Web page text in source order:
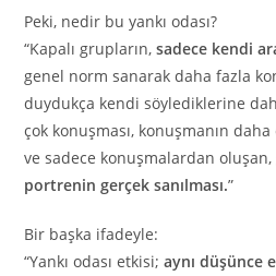
Peki, nedir bu yankı odası?
“Kapalı grupların,sadece kendi
genel norm sanarak daha fazla
duydukça kendi söylediklerine
çok konuşması, konuşmanın
ve sadece konuşmalardan oluşan,
portrenin gerçek sanılması.”
Bir başka ifadeyle:
“Yankı odası etkisi;aynı düşünce